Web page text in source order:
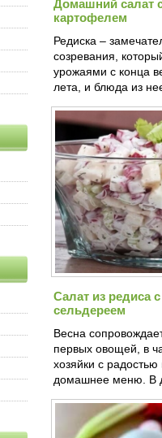
Домашний салат
картофелем
Редиска –
созревания,
урожаями с конца
лета, и блюда из
Салат из редиса
сельдереем
Весна
первых овощей, в
хозяйки с
домашнее меню. В